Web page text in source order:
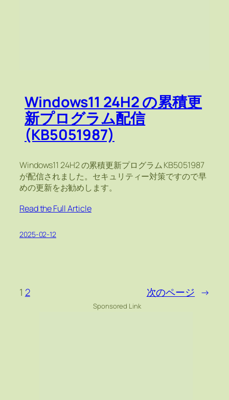
Windows11 24H2 の累積更
新プログラム配信
(KB5051987)
Windows11 24H2 の累積更新プログラム KB5051987
が配信されました。セキュリティー対策ですので早
めの更新をお勧めします。
Read the Full Article
2025-02-12
1 2 次のページ →
Sponsored Link